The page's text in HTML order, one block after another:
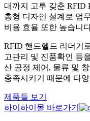
대까지 고루 갖춘 RFID
총형 디자인 설계로 업
비용 효율 또한 높습니
RFID 핸드헬드 리더기
고관리 및 진품확인 등
산 공정 제어, 물류 및
충족시키기 때문에 다
제품들 보기
하이하이몰 바로가기